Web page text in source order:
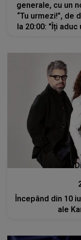
generale, cu un
“Tu urmezi!”, de
la 20:00: "Îți
Începând din 10
ale